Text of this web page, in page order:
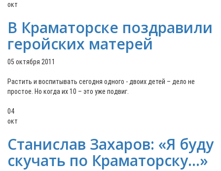
окт
В Краматорске поздравили
геройских матерей
05 октября 2011
Растить и воспитывать сегодня одного - двоих детей – дело не
простое. Но когда их 10 – это уже подвиг.
04
окт
Станислав Захаров: «Я буду
скучать по Краматорску…»